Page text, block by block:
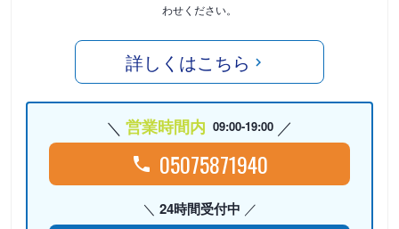
わせください。
詳しくはこちら
営業時間内 09:00-19:00
05075871940
24時間受付中